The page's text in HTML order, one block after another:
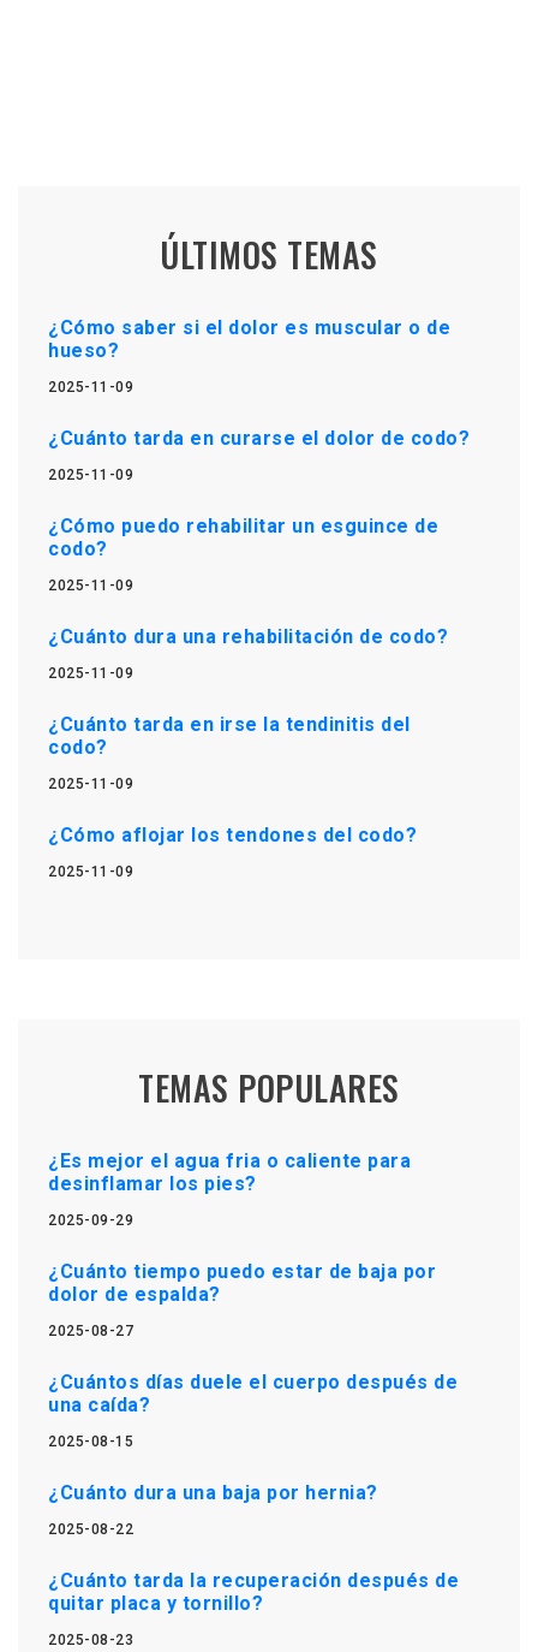
ÚLTIMOS TEMAS
¿Cómo saber si el dolor es muscular o de
hueso?
2025-11-09
¿Cuánto tarda en curarse el dolor de codo?
2025-11-09
¿Cómo puedo rehabilitar un esguince de
codo?
2025-11-09
¿Cuánto dura una rehabilitación de codo?
2025-11-09
¿Cuánto tarda en irse la tendinitis del
codo?
2025-11-09
¿Cómo aflojar los tendones del codo?
2025-11-09
TEMAS POPULARES
¿Es mejor el agua fria o caliente para
desinflamar los pies?
2025-09-29
¿Cuánto tiempo puedo estar de baja por
dolor de espalda?
2025-08-27
¿Cuántos días duele el cuerpo después de
una caída?
2025-08-15
¿Cuánto dura una baja por hernia?
2025-08-22
¿Cuánto tarda la recuperación después de
quitar placa y tornillo?
2025-08-23